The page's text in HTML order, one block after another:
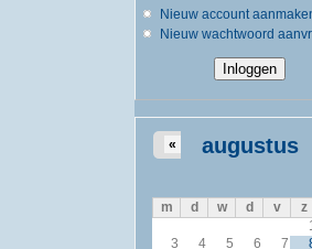
Nieuw account
Nieuw wachtwoord
augustus
«
m d w d v z
3
4 5 6 7